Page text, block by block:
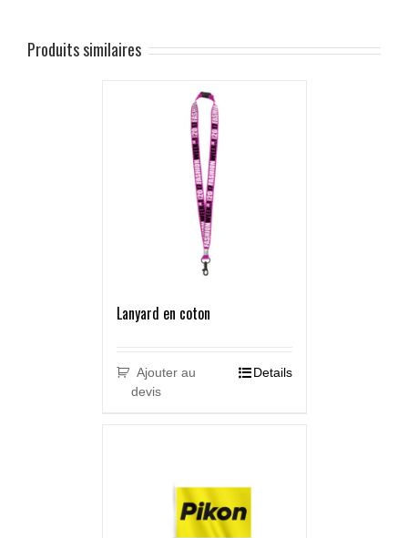
Produits similaires
Lanyard en coton
Ajouter au
devis
Details